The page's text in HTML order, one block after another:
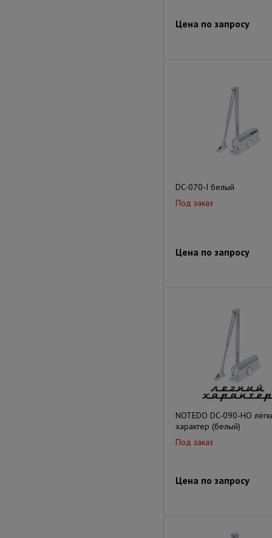
Цена по запросу
DC-070-I белый
Под заказ
Цена по запросу
NOTEDO DC-090-НО
характер (белый)
Под заказ
Цена по запросу